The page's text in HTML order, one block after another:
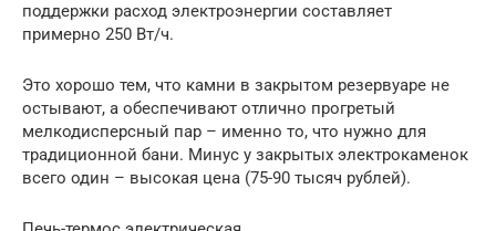
поддержки расход электроэнергии составляет
примерно 250 Вт/ч.
Это хорошо тем, что камни в закрытом резервуаре не
остывают, а обеспечивают отлично прогретый
мелкодисперсный пар – именно то, что нужно для
традиционной бани. Минус у закрытых электрокаменок
всего один – высокая цена (75-90 тысяч рублей).